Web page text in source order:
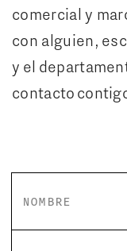
comercial y
con alguien,
y el
contacto